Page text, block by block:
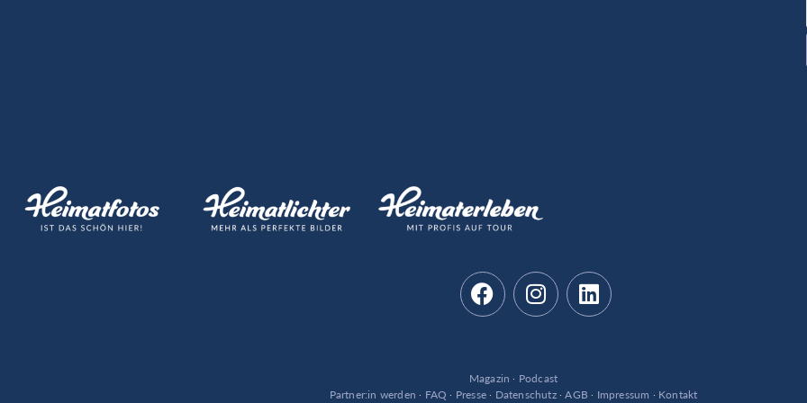
l
Magazin · Podcast
Partner:in werden · FAQ · Presse· Datenschutz·AGB · Impressum · Kontakt